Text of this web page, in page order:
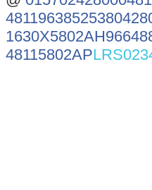
48119638525380
1630X5802AH
48115802AP